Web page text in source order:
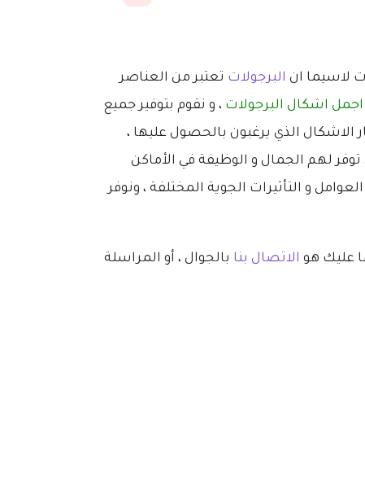
لاسيما ان البرجولات تعتبر من العناصر
اجمل اشكال البرجولات ، و نقوم بتوفير جميع
الاشكال الذي يرغبون بالحصول عليها ،
لهم الجمال و الوظيفة في الأماكن
و التأثيرات الجوية المختلفة ، ونوفر
عليك هو الاتصال بنا بالجوال ، أو المراسلة